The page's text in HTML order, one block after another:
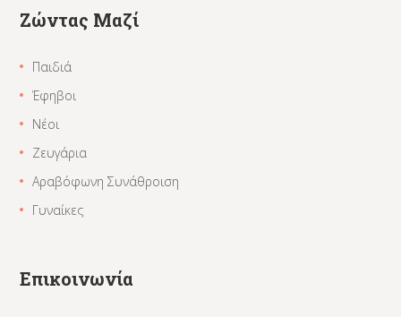
Ζώντας Μαζί
Παιδιά
Έφηβοι
Νέοι
Ζευγάρια
Αραβόφωνη Συνάθροιση
Γυναίκες
Επικοινωνία